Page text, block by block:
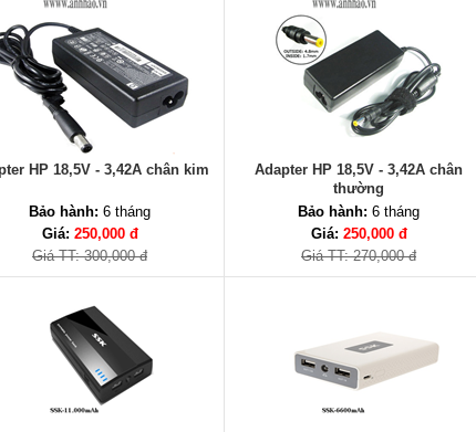
HP 18,5V - 3,42A chân kim
Bảo hành: 6 tháng
Giá: 250,000 đ
Giá TT: 300,000 đ
Adapter HP 18,5V - 3,42A chân
thường
Bảo hành: 6 tháng
Giá: 250,000 đ
Giá TT: 270,000 đ